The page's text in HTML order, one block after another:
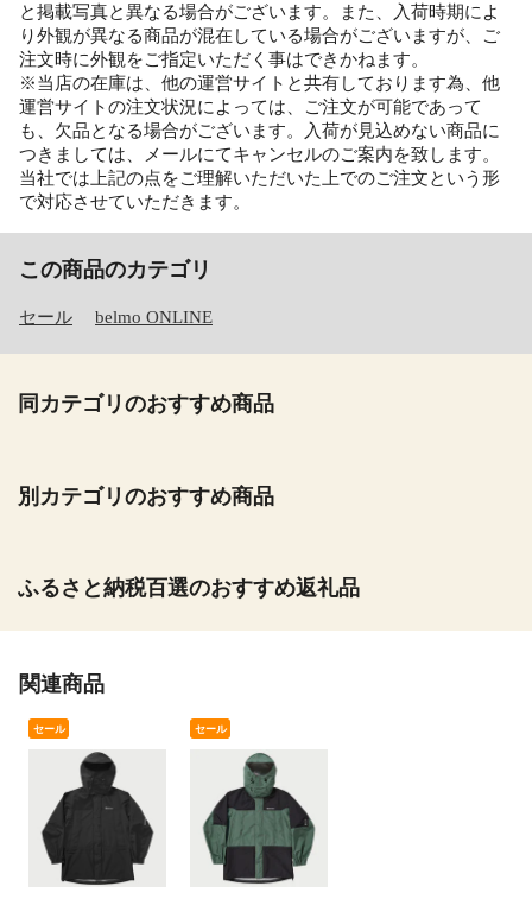
と掲載写真と異なる場合がございます。また、入荷時期によ
り外観が異なる商品が混在している場合がございますが、ご
注文時に外観をご指定いただく事はできかねます。
※当店の在庫は、他の運営サイトと共有しております為、他
運営サイトの注文状況によっては、ご注文が可能であって
も、欠品となる場合がございます。入荷が見込めない商品に
つきましては、メールにてキャンセルのご案内を致します。
当社では上記の点をご理解いただいた上でのご注文という形
で対応させていただきます。
この商品のカテゴリ
セール belmo ONLINE
同カテゴリのおすすめ商品
別カテゴリのおすすめ商品
ふるさと納税百選のおすすめ返礼品
関連商品
セール セール